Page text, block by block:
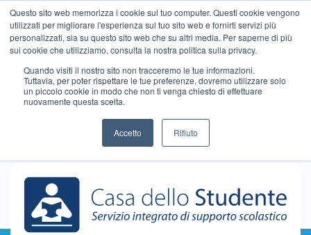
Questo sito web memorizza i cookie sul tuo computer. Questi cookie vengono
utilizzati per migliorare l'esperienza sul tuo sito web e fornirti servizi più
personalizzati, sia su questo sito web che su altri media. Per saperne di più
sui cookie che utilizziamo, consulta la nostra politica sulla privacy.
Quando visiti il ​​nostro sito non tracceremo le tue informazioni.
Tuttavia, per poter rispettare le tue preferenze, dovremo utilizzare solo
un piccolo cookie in modo che non ti venga chiesto di effettuare
nuovamente questa scelta.
Accetto Rifiuto